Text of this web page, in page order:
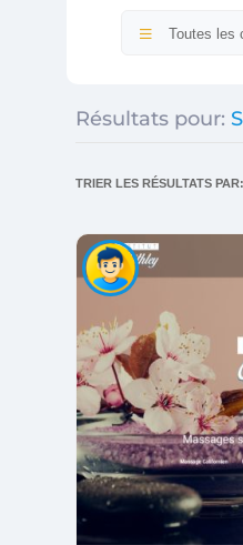
Toutes les
Résultats pour:
TRIER LES RÉSULTATS PAR: